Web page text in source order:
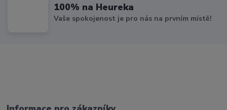
100% na Heureka
Vaše spokojenost je pro nás na prvním místě!